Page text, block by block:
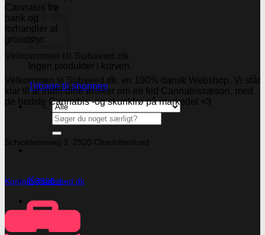
Ingen produkter i kurven.
Tilbage til shoppen
Søg
efter:
Kasse +
Velkommen til Subseed.dk, en 100% dansk Webshop. Vi står
klar til at indfri dine ønsker om en fed Cannabissæson, med
de bedste Cannabis -og skunkfrø på markedet <3
Schioldannsvej 3, 2920 Charlottenlund
Kontakt@subseed.dk